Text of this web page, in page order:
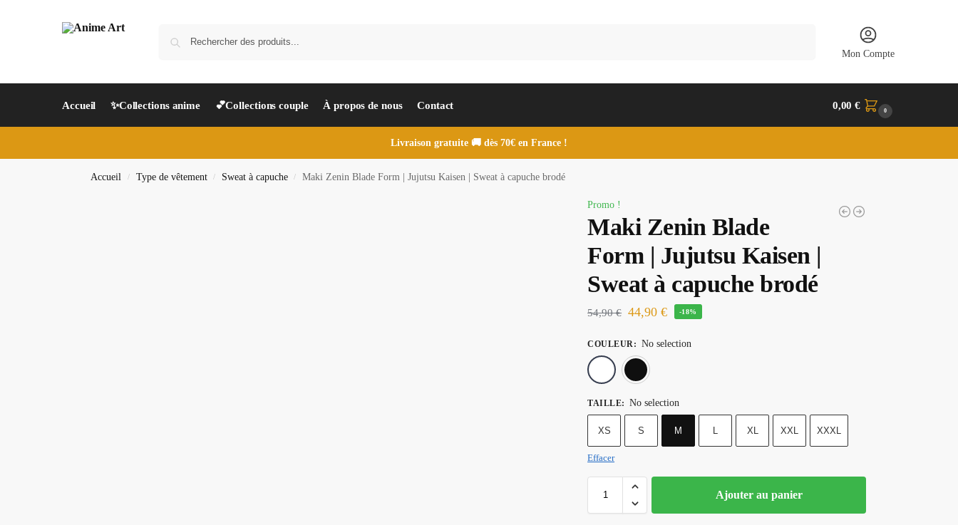
Mon Compte
Accueil ✨Collections anime 💕Collections couple À propos de nous Contact 0,00€ 0
Livraison gratuite 🚚 dès 70€ en France !
Accueil / Type de vêtement / Sweat à capuche / Maki Zenin Blade Form | Jujutsu Kaisen | Sweat à capuche brodé
Promo !
Maki Zenin Blade
Form | Jujutsu Kaisen |
Sweat à capuche brodé
54,90€ 44,90€ -18%
COULEUR : No selection
TAILLE: No selection
XS S M L XL XXL XXXL
Effacer
Ajouter au panier